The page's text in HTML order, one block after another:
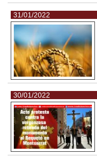
31/01/2022
30/01/2022